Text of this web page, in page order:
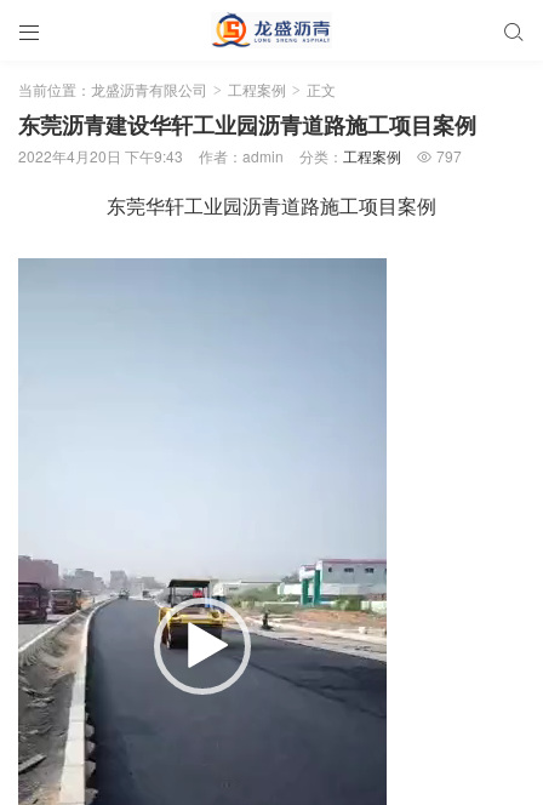
 
当前位置： 龙盛沥青有限公司 > 工程案例 > 正文
东莞沥青建设华轩工业园沥青道路施工项目案例
2022年4月20日 下午9:43 作者：admin 分类： 工程案例  797
东莞华轩工业园沥青道路施工项目案例